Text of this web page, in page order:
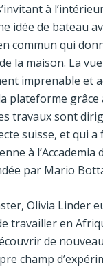
à
idée de bateau
commun qui
la maison. La
imprenable et
plateforme grâce
travaux sont
suisse, et qui a
à
par Mario
Olivia Linder
travailler en
de
champ